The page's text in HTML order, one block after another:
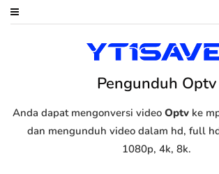
Pengunduh Optv
Anda dapat mengonversi video Optv ke
dan mengunduh video dalam hd, full
1080p, 4k, 8k.